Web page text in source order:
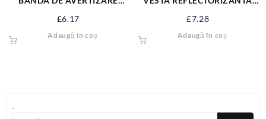
.
£6.17
Adaugă în coș
£7.28
Adaugă în coș